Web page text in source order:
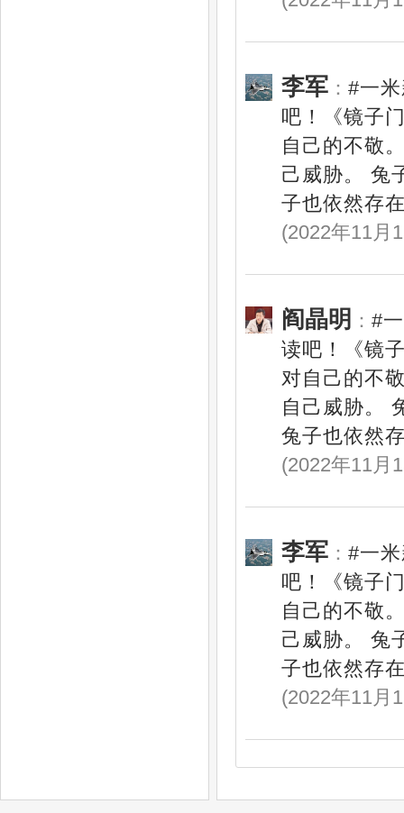
李军 ： #一
吧！《镜子
自己的不敬
己威胁。 兔
子也依然存
(2022年11月
阎晶明 ： #
读吧！《镜
对自己的不
自己威胁。
兔子也依然
(2022年11月
李军 ： #一
吧！《镜子
自己的不敬
己威胁。 兔
子也依然存
(2022年11月